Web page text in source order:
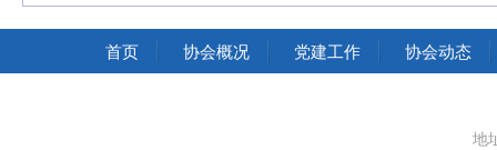
中华人民共和国国家发展和改革委员会
中华人民共和国中央人民政府
首页 协会概况 党建工作 协会动态
地